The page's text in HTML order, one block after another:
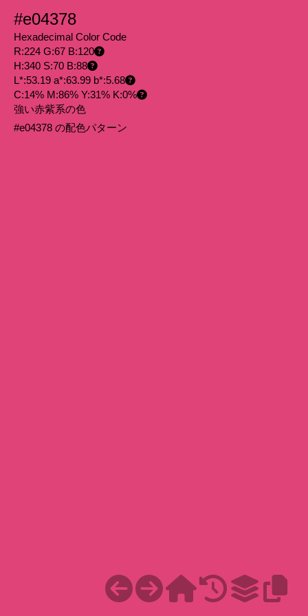
#e04378
Hexadecimal Color Code
R:224 G:67 B:120
H:340 S:70 B:88
L*:53.19 a*:63.99 b*:5.68
C:14% M:86% Y:31% K:0%
強い赤紫系の色
#e04378 の配色パターン